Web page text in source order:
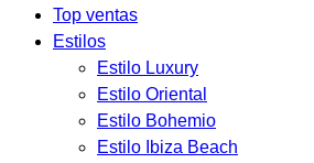
Top ventas
Estilos
Estilo Luxury
Estilo Oriental
Estilo Bohemio
Estilo Ibiza Beach